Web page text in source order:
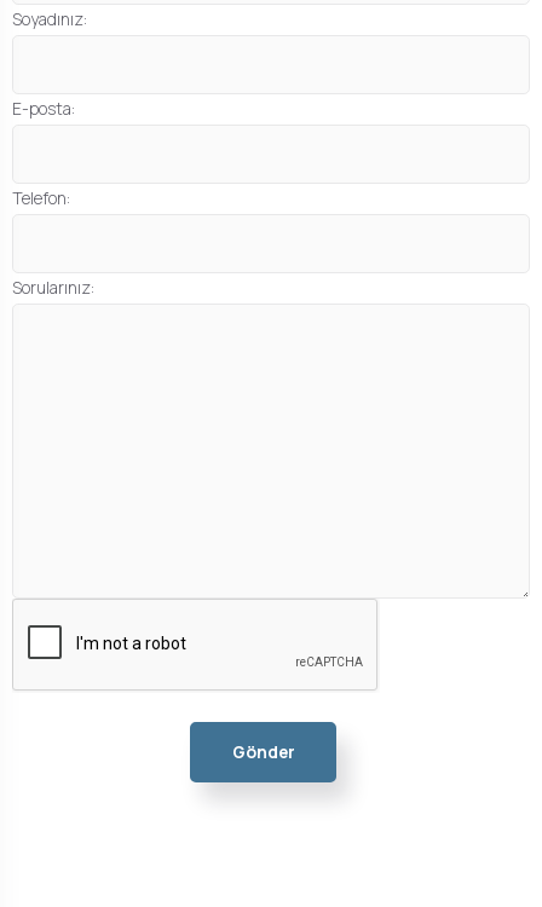
Soyadınız:
E-posta:
Telefon:
Sorularınız:
Gönder